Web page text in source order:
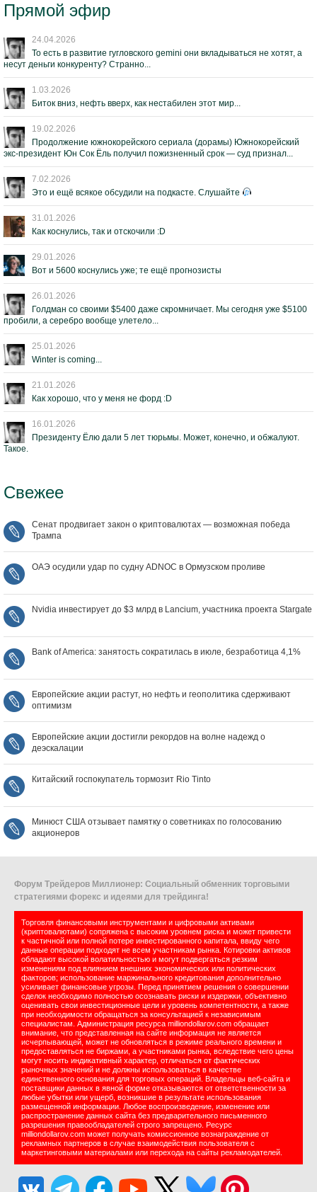
Прямой эфир
24.04.2026
То есть в развитие гугловского gemini они вкладываться не хотят, а
несут деньги конкуренту? Странно...
1.03.2026
Биток вниз, нефть вверх, как нестабилен этот мир...
19.02.2026
Продолжение южнокорейского сериала (дорамы) Южнокорейский
экс-президент Юн Сок Ёль получил пожизненный срок — суд признал...
7.02.2026
Это и ещё всякое обсудили на подкасте. Слушайте
31.01.2026
Как коснулись, так и отскочили :D
29.01.2026
Вот и 5600 коснулись уже; те ещё прогнозисты
26.01.2026
Голдман со своими $5400 даже скромничает. Мы сегодня уже $5100
пробили, а серебро вообще улетело...
25.01.2026
Winter is coming...
21.01.2026
Как хорошо, что у меня не форд :D
16.01.2026
Президенту Ёлю дали 5 лет тюрьмы. Может, конечно, и обжалуют.
Такое.
Свежее
Сенат продвигает закон о криптовалютах — возможная победа
Трампа
ОАЭ осудили удар по судну ADNOC в Ормузском проливе
Nvidia инвестирует до $3 млрд в Lancium, участника проекта Stargate
Bank of America: занятость сократилась в июле, безработица 4,1%
Европейские акции растут, но нефть и геополитика сдерживают
оптимизм
Европейские акции достигли рекордов на волне надежд о
деэскалации
Китайский госпокупатель тормозит Rio Tinto
Минюст США отзывает памятку о советниках по голосованию
акционеров
Форум Трейдеров Миллионер: Социальный обменник торговыми
стратегиями форекс и идеями для трейдинга!
Торговля финансовыми инструментами и цифровыми активами
(криптовалютами) сопряжена с высоким уровнем риска и может привести
к частичной или полной потере инвестированного капитала, ввиду чего
данные операции подходят не всем участникам рынка. Котировки активов
обладают высокой волатильностью и могут подвергаться резким
изменениям под влиянием внешних экономических или политических
факторов; использование маржинального кредитования дополнительно
усиливает финансовые угрозы. Перед принятием решения о совершении
сделок необходимо полностью осознавать риски и издержки, объективно
оценивать свои инвестиционные цели и уровень компетентности, а также
при необходимости обращаться за консультацией к независимым
специалистам. Администрация ресурса milliondollarov.com обращает
внимание, что представленная на сайте информация не является
исчерпывающей, может не обновляться в режиме реального времени и
предоставляться не биржами, а участниками рынка, вследствие чего цены
могут носить индикативный характер, отличаться от фактических
рыночных значений и не должны использоваться в качестве
единственного основания для торговых операций. Владельцы веб-сайта и
поставщики данных в явной форме отказываются от ответственности за
любые убытки или ущерб, возникшие в результате использования
размещенной информации. Любое воспроизведение, изменение или
распространение данных сайта без предварительного письменного
разрешения правообладателей строго запрещено. Ресурс
milliondollarov.com может получать комиссионное вознаграждение от
рекламных партнеров в случае взаимодействия пользователя с
маркетинговыми материалами или перехода на сайты рекламодателей.